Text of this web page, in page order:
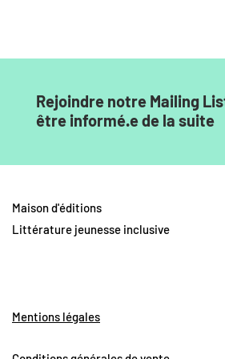
Rejoindre notre Mailing
être informé.e de la suite
Maison d'éditions
Littérature jeunesse inclusive
Mentions légales